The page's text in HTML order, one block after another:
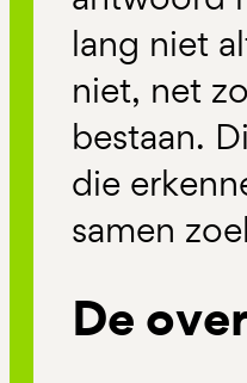
lang niet
niet, net
bestaan.
die
samen
De